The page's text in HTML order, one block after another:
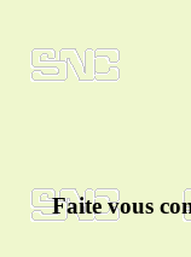
Faite vous